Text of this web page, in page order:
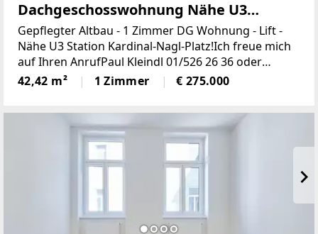
Dachgeschosswohnung Nähe U3
Kardinal Nagel Platz
Gepflegter Altbau - 1 Zimmer DG Wohnung - Lift -
Nähe U3 Station Kardinal-Nagl-Platz!Ich freue mich
auf Ihren AnrufPaul Kleindl 01/526 26 36 oder
0699/1188 7600Bezugsfertige 43 m² große 1-Zimmer
Wohnung im DG in gepflegter Altbauliegenschaft
42,42 m² 1 Zimmer € 275.000